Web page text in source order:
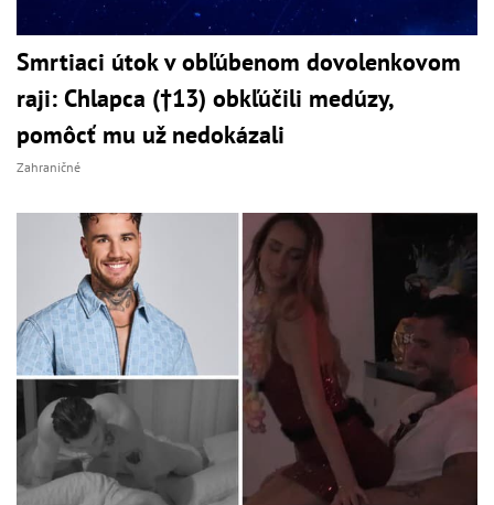
Smrtiaci útok v obľúbenom dovolenkovom
raji: Chlapca (†13) obkľúčili medúzy,
pomôcť mu už nedokázali
Zahraničné